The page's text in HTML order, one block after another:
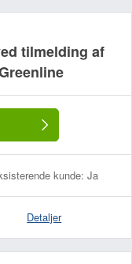
tilmelding af
kunde: Ja
Detaljer